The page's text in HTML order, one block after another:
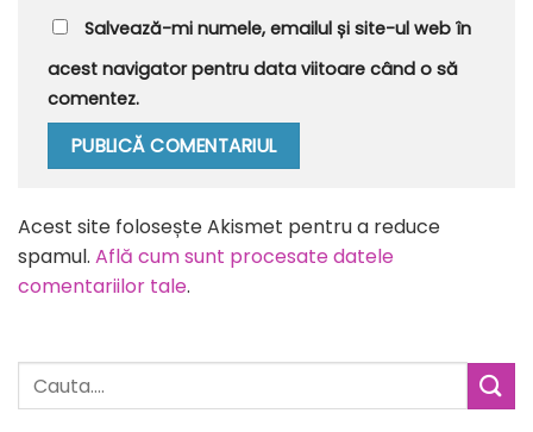
Salvează-mi numele, emailul și site-ul web în
acest navigator pentru data viitoare când o să
comentez.
Acest site folosește Akismet pentru a reduce
spamul. Află cum sunt procesate datele
comentariilor tale.